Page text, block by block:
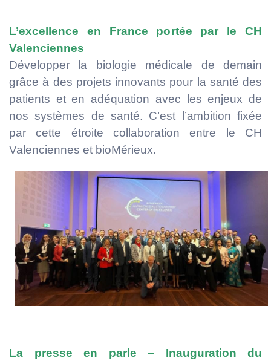
L’excellence en France portée par le CH
Valenciennes
Développer la biologie médicale de demain
grâce à des projets innovants pour la santé des
patients et en adéquation avec les enjeux de
nos systèmes de santé. C’est l’ambition fixée
par cette étroite collaboration entre le CH
Valenciennes et bioMérieux.
La presse en parle – Inauguration du